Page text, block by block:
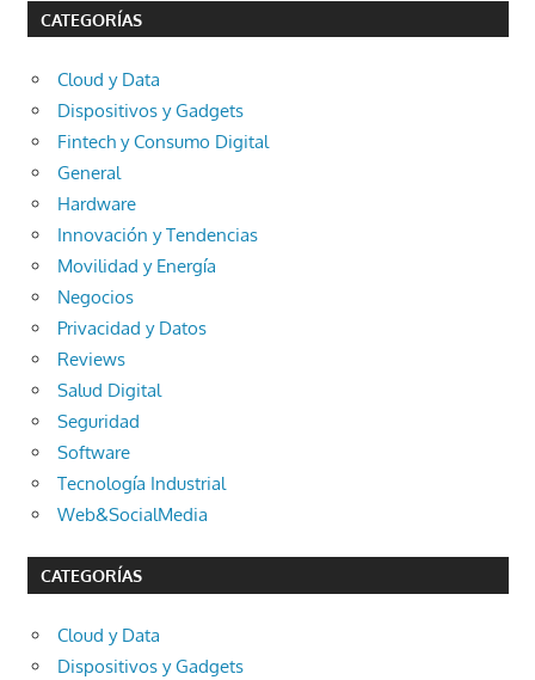
CATEGORÍAS
Cloud y Data
Dispositivos y Gadgets
Fintech y Consumo Digital
General
Hardware
Innovación y Tendencias
Movilidad y Energía
Negocios
Privacidad y Datos
Reviews
Salud Digital
Seguridad
Software
Tecnología Industrial
Web&SocialMedia
CATEGORÍAS
Cloud y Data
Dispositivos y Gadgets